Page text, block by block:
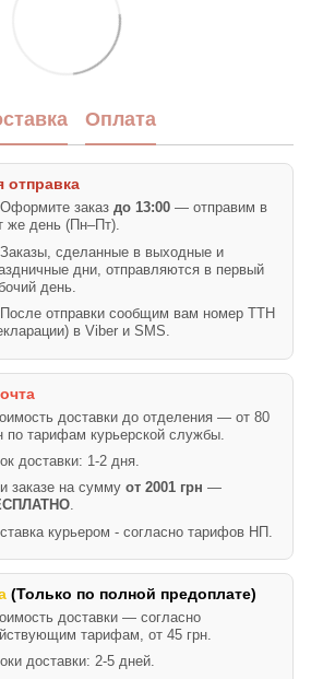
Оплата
отправка
заказ до 13:00 — отправим в
же день (Пн–Пт).
сделанные в выходные и
дни, отправляются в первый
день.
отправки сообщим вам номер ТТН
в Viber и SMS.
доставки до отделения — от 80
по тарифам курьерской службы.
доставки: 1-2 дня.
заказе на сумму от 2001 грн —
.
курьером - согласно тарифов НП.
(Только по полной предоплате)
доставки — согласно
тарифам, от 45 грн.
доставки: 2-5 дней.